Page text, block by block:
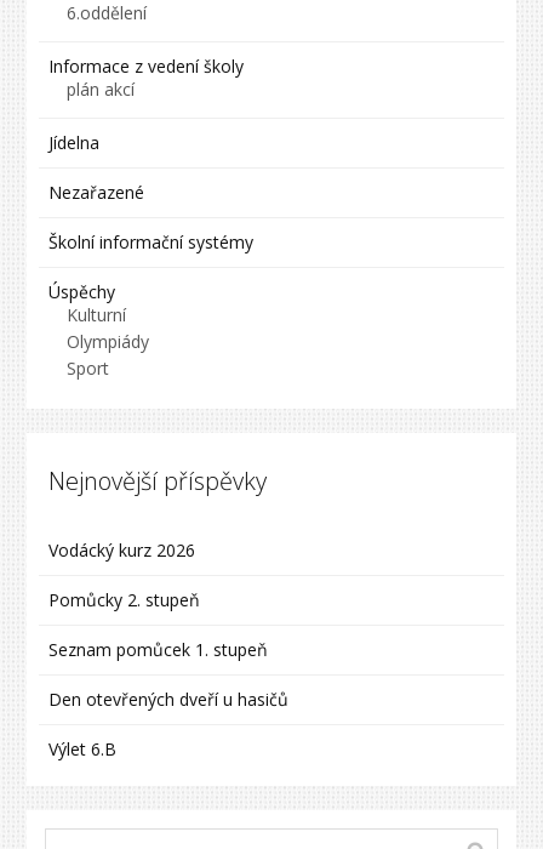
6.oddělení
Informace z vedení školy
plán akcí
Jídelna
Nezařazené
Školní informační systémy
Úspěchy
Kulturní
Olympiády
Sport
Nejnovější příspěvky
Vodácký kurz 2026
Pomůcky 2. stupeň
Seznam pomůcek 1. stupeň
Den otevřených dveří u hasičů
Výlet 6.B